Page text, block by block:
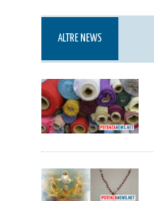
ALTRE NEWS